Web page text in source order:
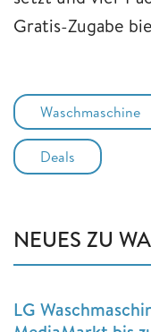
Gratis-Zugabe
Waschmaschine
Deals
NEUES ZU
LG